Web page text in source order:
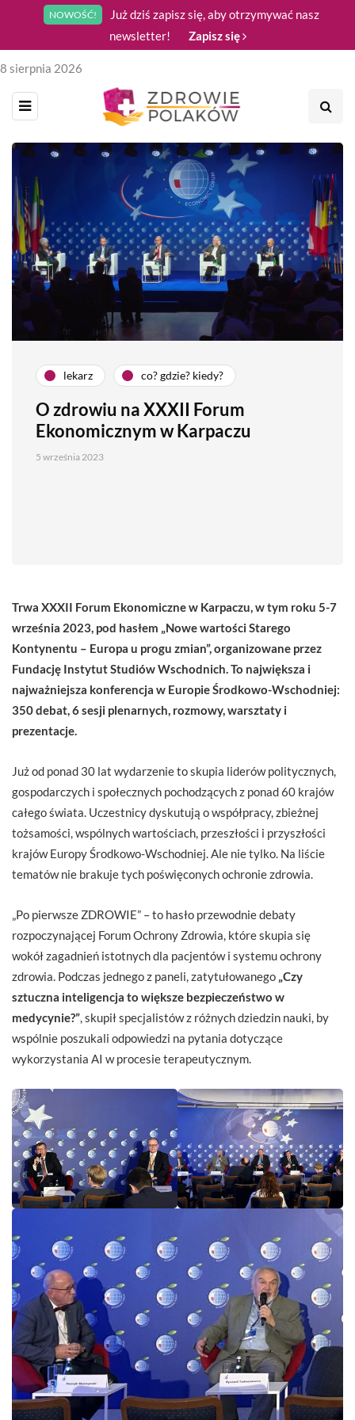
NOWOŚĆ!
Już dziś zapisz się, aby otrzymywać nasz
newsletter!
Zapisz się
8 sierpnia 2026
lekarz co? gdzie? kiedy?
O zdrowiu na XXXII Forum
Ekonomicznym w Karpaczu
5 września 2023
Trwa XXXII Forum Ekonomiczne w Karpaczu, w tym roku 5-7
września 2023, pod hasłem „Nowe wartości Starego
Kontynentu – Europa u progu zmian”, organizowane przez
Fundację Instytut Studiów Wschodnich. To największa i
najważniejsza konferencja w Europie Środkowo-Wschodniej:
350 debat, 6 sesji plenarnych, rozmowy, warsztaty i
prezentacje.
Już od ponad 30 lat wydarzenie to skupia liderów politycznych,
gospodarczych i społecznych pochodzących z ponad 60 krajów
całego świata. Uczestnicy dyskutują o współpracy, zbieżnej
tożsamości, wspólnych wartościach, przeszłości i przyszłości
krajów Europy Środkowo-Wschodniej. Ale nie tylko. Na liście
tematów nie brakuje tych poświęconych ochronie zdrowia.
„Po pierwsze ZDROWIE” – to hasło przewodnie debaty
rozpoczynającej Forum Ochrony Zdrowia, które skupia się
wokół zagadnień istotnych dla pacjentów i systemu ochrony
zdrowia. Podczas jednego z paneli, zatytułowanego „Czy
sztuczna inteligencja to większe bezpieczeństwo w
medycynie?” , skupił specjalistów z różnych dziedzin nauki, by
wspólnie poszukali odpowiedzi na pytania dotyczące
wykorzystania AI w procesie terapeutycznym.